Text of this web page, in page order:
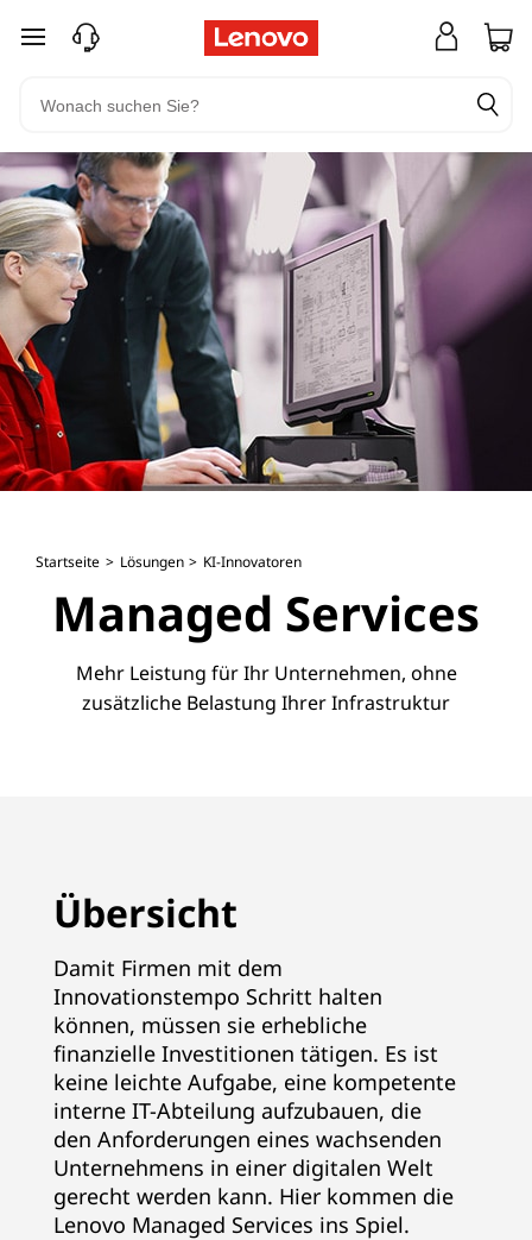
zum Hauptinhalt springen
Startseite Lösungen KI-Innovatoren
Managed Services
Mehr Leistung für Ihr Unternehmen, ohne
zusätzliche Belastung Ihrer Infrastruktur
Übersicht
Damit Firmen mit dem
Innovationstempo Schritt halten
können, müssen sie erhebliche
finanzielle Investitionen tätigen. Es ist
keine leichte Aufgabe, eine kompetente
interne IT-Abteilung aufzubauen, die
den Anforderungen eines wachsenden
Unternehmens in einer digitalen Welt
gerecht werden kann. Hier kommen die
Lenovo Managed Services ins Spiel.